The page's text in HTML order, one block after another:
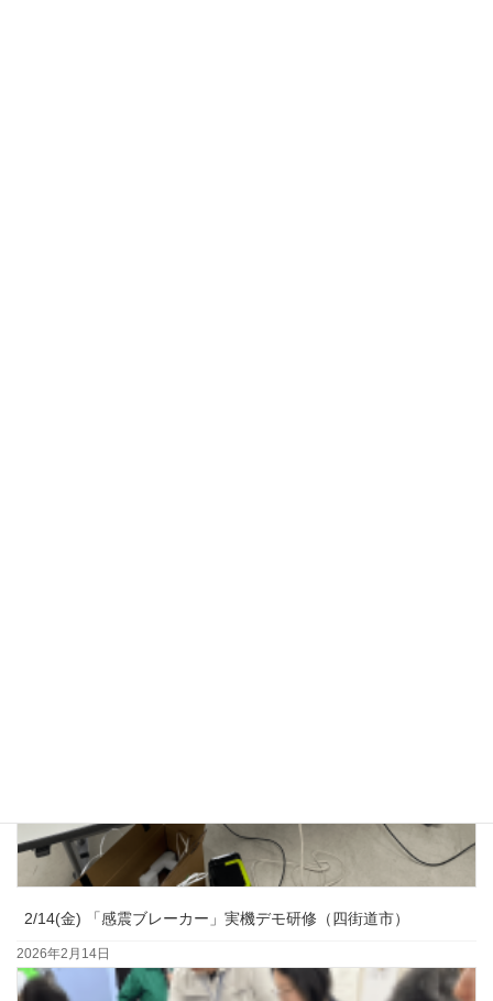
2/14(金) 「感震ブレーカー」実機デモ研修（四街道市）
2026年2月14日